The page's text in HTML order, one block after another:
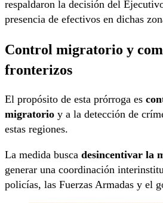
respaldaron la decisión del
presencia de efectivos en dichas
Control migratorio y
fronterizos
El propósito de esta prórroga es
migratorio y a la detección de
estas regiones.
La medida busca desincentivar la
generar una coordinación
policías, las Fuerzas Armadas y el